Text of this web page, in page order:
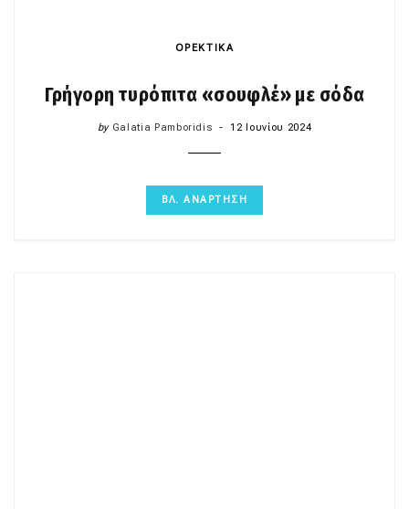
ΟΡΕΚΤΙΚΑ
Γρήγορη τυρόπιτα «σουφλέ» με σόδα
by Galatia Pamboridis 12 Ιουνίου 2024
ΒΛ. ΑΝΑΡΤΗΣΗ